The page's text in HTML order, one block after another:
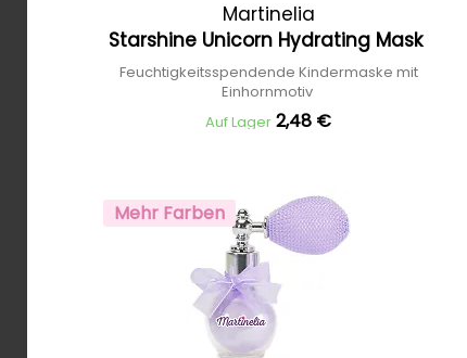
Martinelia
Starshine Unicorn Hydrating Mask
Feuchtigkeitsspendende Kindermaske mit
Einhornmotiv
Auf Lager 2,48 €
Mehr Farben